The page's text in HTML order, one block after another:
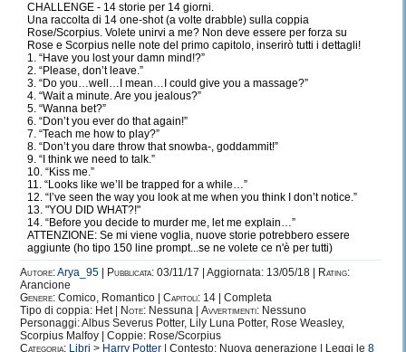
CHALLENGE - 14 storie per 14 giorni.
Una raccolta di 14 one-shot (a volte drabble) sulla coppia
Rose/Scorpius. Volete unirvi a me? Non deve essere per forza su
Rose e Scorpius nelle note del primo capitolo, inserirò tutti i dettagli!
1. “Have you lost your damn mind!?”
2. “Please, don’t leave.”
3. “Do you…well…I mean…I could give you a massage?”
4. “Wait a minute. Are you jealous?”
5. “Wanna bet?”
6. “Don’t you ever do that again!”
7. “Teach me how to play?”
8. “Don’t you dare throw that snowba-, goddammit!”
9. “I think we need to talk.”
10. “Kiss me.”
11. “Looks like we’ll be trapped for a while…”
12. “I’ve seen the way you look at me when you think I don’t notice.”
13. "YOU DID WHAT?!"
14. “Before you decide to murder me, let me explain…”
ATTENZIONE: Se mi viene voglia, nuove storie potrebbero essere
aggiunte (ho tipo 150 line prompt...se ne volete ce n'è per tutti)
Autore:Arya_95 Pubblicata: 03/11/17 | Aggiornata: 13/05/18 |
Rating:
Arancione
Genere: Comico, Romantico | Capitoli: 14 | Completa
Tipo di coppia: Het |
Note: Nessuna | Avvertimenti: Nessuno
Personaggi: Albus Severus Potter, Lily Luna Potter, Rose Weasley,
Scorpius Malfoy | Coppie: Rose/Scorpius
Categoria: Libri > Harry Potter | Contesto: Nuova generazione | Leggi le 8